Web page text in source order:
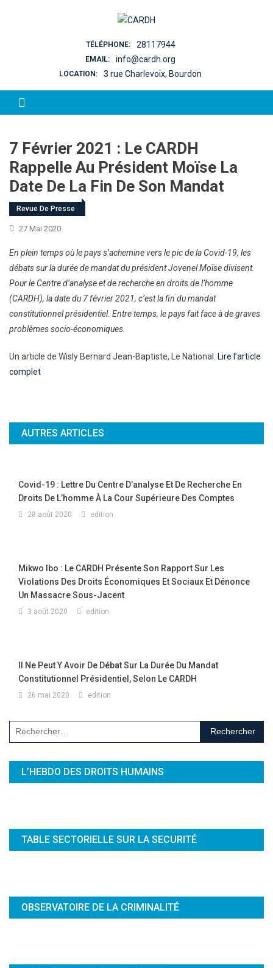
TÉLÉPHONE: 28117944
EMAIL: info@cardh.org
LOCATION: 3 rue Charlevoix, Bourdon
7 Février 2021 : Le CARDH
Rappelle Au Président Moïse La
Date De La Fin De Son Mandat
Revue De Presse
27 Mai 2020
En plein temps où le pays s’achemine vers le pic de la Covid-19, les
débats sur la durée de mandat du président Jovenel Moïse divisent.
Pour le Centre d’analyse et de recherche en droits de l’homme
(CARDH), la date du 7 février 2021, c’est la fin du mandat
constitutionnel présidentiel. Entre temps, le pays fait face à de graves
problèmes socio-économiques.
Un article de Wisly Bernard Jean-Baptiste, Le National.
Lire l’article
complet
AUTRES ARTICLES
Covid-19 : Lettre Du Centre D’analyse Et De Recherche En
Droits De L’homme À La Cour Supérieure Des Comptes
28 août 2020 edition
Mikwo Ibo : Le CARDH Présente Son Rapport Sur Les
Violations Des Droits Économiques Et Sociaux Et Dénonce
Un Massacre Sous-Jacent
3 août 2020 edition
Il Ne Peut Y Avoir De Débat Sur La Durée Du Mandat
Constitutionnel Présidentiel, Selon Le CARDH
26 mai 2020 edition
Rechercher :
L’HEBDO DES DROITS HUMAINS
TABLE SECTORIELLE SUR LA SECURITÉ
OBSERVATOIRE DE LA CRIMINALITÉ